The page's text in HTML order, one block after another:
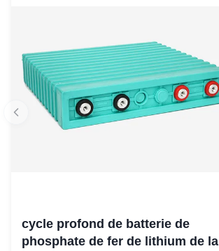
cycle profond de batterie de
phosphate de fer de lithium de la